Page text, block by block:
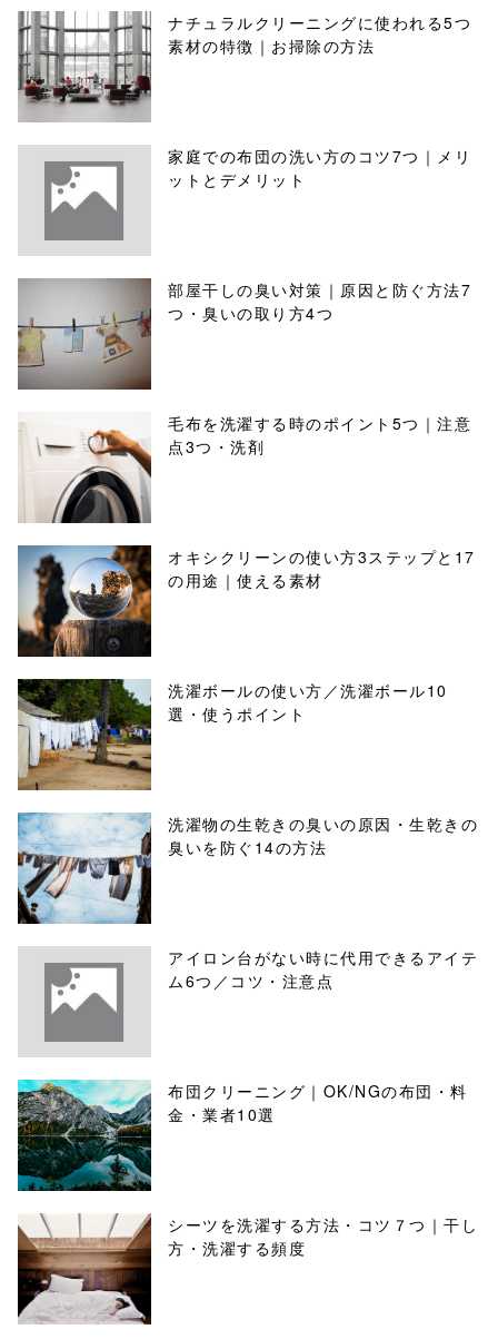
ナチュラルクリーニングに使われる5つ
素材の特徴｜お掃除の方法
家庭での布団の洗い方のコツ7つ｜メリ
ットとデメリット
部屋干しの臭い対策｜原因と防ぐ方法7
つ・臭いの取り方4つ
毛布を洗濯する時のポイント5つ｜注意
点3つ・洗剤
オキシクリーンの使い方3ステップと17
の用途｜使える素材
洗濯ボールの使い方／洗濯ボール10
選・使うポイント
洗濯物の生乾きの臭いの原因・生乾きの
臭いを防ぐ14の方法
アイロン台がない時に代用できるアイテ
ム6つ／コツ・注意点
布団クリーニング｜OK/NGの布団・料
金・業者10選
シーツを洗濯する方法・コツ７つ｜干し
方・洗濯する頻度